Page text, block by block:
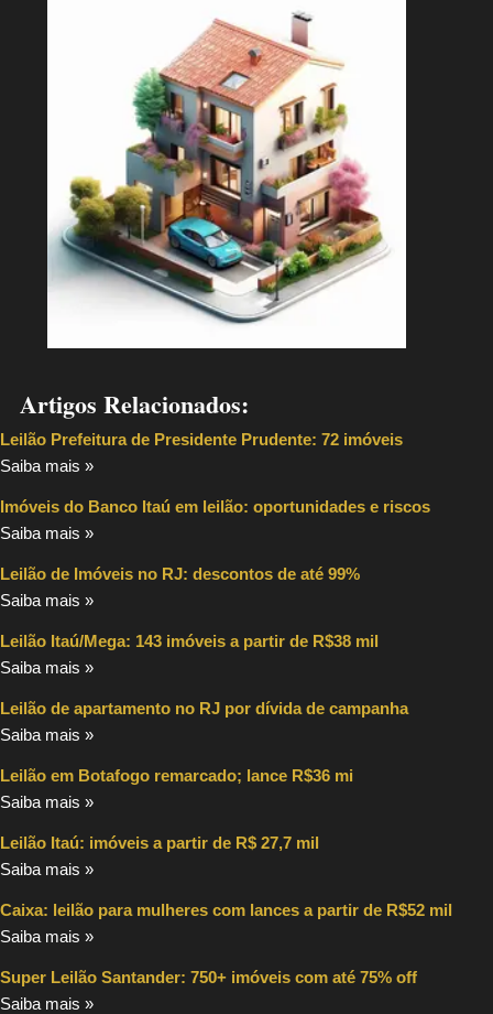
Artigos Relacionados:
Leilão Prefeitura de Presidente Prudente: 72 imóveis
Saiba mais »
Imóveis do Banco Itaú em leilão: oportunidades e riscos
Saiba mais »
Leilão de Imóveis no RJ: descontos de até 99%
Saiba mais »
Leilão Itaú/Mega: 143 imóveis a partir de R$38 mil
Saiba mais »
Leilão de apartamento no RJ por dívida de campanha
Saiba mais »
Leilão em Botafogo remarcado; lance R$36 mi
Saiba mais »
Leilão Itaú: imóveis a partir de R$ 27,7 mil
Saiba mais »
Caixa: leilão para mulheres com lances a partir de R$52 mil
Saiba mais »
Super Leilão Santander: 750+ imóveis com até 75% off
Saiba mais »